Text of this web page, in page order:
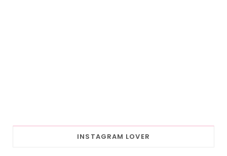
INSTAGRAM LOVER